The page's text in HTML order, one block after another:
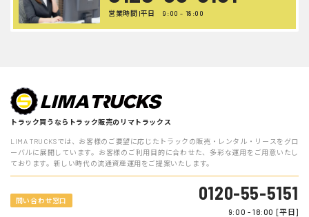
営業時間 |平日 9:00 - 18:00
トラック買うならトラック販売のリマトラックス
LIMA TRUCKSでは、お客様のご要望に応じたトラックの販売・レンタル・リースをグロ
ーバルに展開しています。お客様のご利用目的に合わせた、多彩な運用をご用意いたし
ております。新しい時代の流通資産運用をご提案いたします。
問い合わせ窓口 0120-55-5151
9:00 - 18:00 [平日]